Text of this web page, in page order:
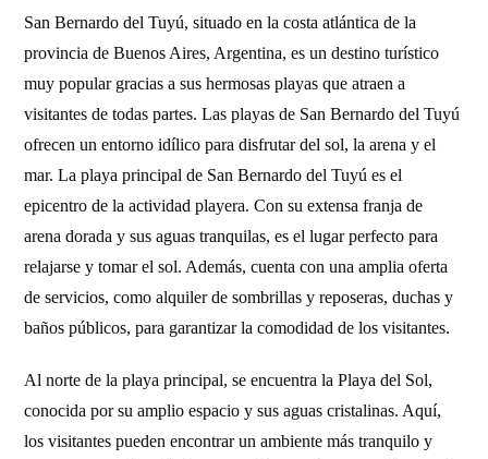
San Bernardo del Tuyú, situado en la costa atlántica de la
provincia de Buenos Aires, Argentina, es un destino turístico
muy popular gracias a sus hermosas playas que atraen a
visitantes de todas partes. Las playas de San Bernardo del Tuyú
ofrecen un entorno idílico para disfrutar del sol, la arena y el
mar. La playa principal de San Bernardo del Tuyú es el
epicentro de la actividad playera. Con su extensa franja de
arena dorada y sus aguas tranquilas, es el lugar perfecto para
relajarse y tomar el sol. Además, cuenta con una amplia oferta
de servicios, como alquiler de sombrillas y reposeras, duchas y
baños públicos, para garantizar la comodidad de los visitantes.
Al norte de la playa principal, se encuentra la Playa del Sol,
conocida por su amplio espacio y sus aguas cristalinas. Aquí,
los visitantes pueden encontrar un ambiente más tranquilo y